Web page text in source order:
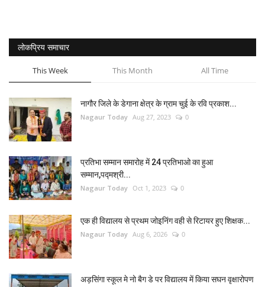
लोकप्रिय समाचार
This Week This Month All Time
नागौर जिले के डेगाना क्षेत्र के ग्राम चुई के रवि प्रकाश...
Nagaur Today Aug 27, 2023 0
प्रतिभा सम्मान समारोह में 24 प्रतिभाओ का हुआ
सम्मान,पद्मश्री...
Nagaur Today Oct 1, 2023 0
एक ही विद्यालय से प्रथम जोइनिंग वही से रिटायर हुए शिक्षक...
Nagaur Today Aug 6, 2026 0
अड़सिंगा स्कूल मे नो बैग डे पर विद्यालय में किया सघन वृक्षारोपण